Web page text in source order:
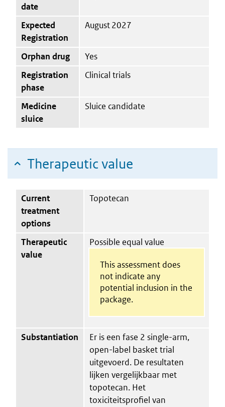
date
Expected
Registration
August 2027
Orphan drug
Yes
Registration
phase
Clinical trials
Medicine
sluice
Sluice candidate
Therapeutic value
Current
treatment
options
Topotecan
Therapeutic
value
Possible equal value
This assessment does
not indicate any
potential inclusion in the
package.
Substantiation
Er is een fase 2 single-arm,
open-label basket trial
uitgevoerd. De resultaten
lijken vergelijkbaar met
topotecan. Het
toxiciteitsprofiel van